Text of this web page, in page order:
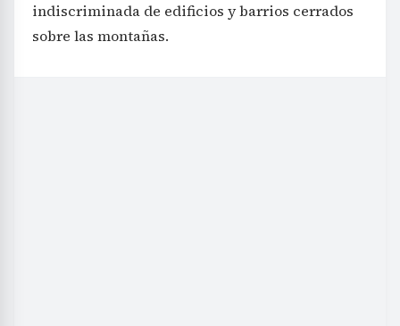
indiscriminada de edificios y barrios cerrados
sobre las montañas.